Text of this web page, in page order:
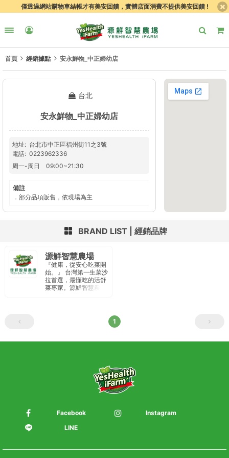
僅透過網站購物車結帳才有美安回饋，實體店面消費不提供美安回饋 !
首頁 經銷據點 安永鮮物_中正婦幼店
台北
安永鮮物_中正婦幼店
地址
台北市中正區福州街11之3號
電話
0223962336
周一-周日 09:00~21:30
備註
．部分品項販售，依現場為主
BRAND LIST 經銷品牌
源鮮智慧農場
『健康，從安心吃菜開
始。』 台灣第一生菜沙
拉首選，最懂吃的活舒
菜專家。源鮮智慧農場
菌、沙門氏菌 為重點安
1
Facebook
Instagram
LINE